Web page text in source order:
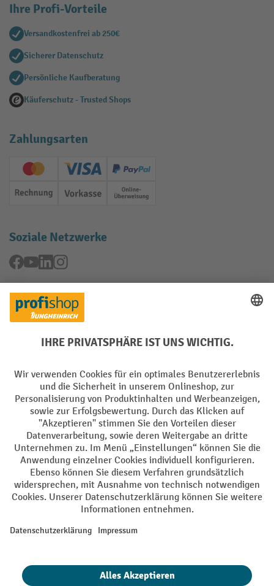
Ihre Profi-Vorteile
Versandkostenfrei ab 250€
Sicherer Datenschutz
Persönliche Kaufberatung
Käuferschutz - Trusted Shops
Zahlungsarten
Creditcard (Master)Creditcard (Visa)
PayPal
Rechnung Vorkasse Online-Überweisung
Soziale Netzwerke
Facebook
YouTubeLinkedInInstagram
Rücknahme-Services
Elektrogeräte Rückname
Batterie Rückname
AGB Impressum Datenschutz
Barrierefreiheit Grounding Page Privacy Settings
Alle Preise exkl. gesetzl. Mehrwertsteuer zzgl.Versandkosten und ggf.
Nachnahmegebühren, wenn nicht anders angegeben.
¹ Der Rabatt gilt so lange der Vorrat reicht. Der Rabatt gilt nicht auf
Erstregistrierung für den Newsletter gewährt. Der Gutschein ist 10